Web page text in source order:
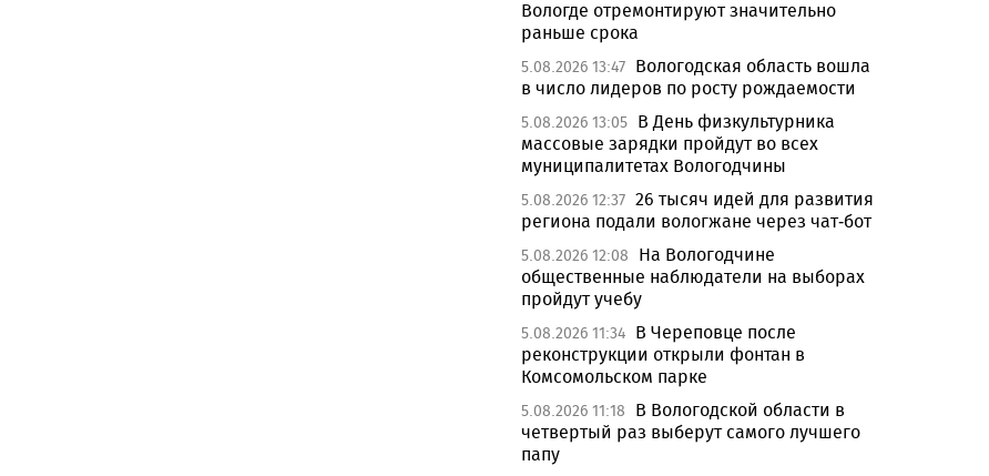
Вологде отремонтируют значительно
раньше срока
5.08.2026 13:47 Вологодская область вошла
в число лидеров по росту рождаемости
5.08.2026 13:05 В День физкультурника
массовые зарядки пройдут во всех
муниципалитетах Вологодчины
5.08.2026 12:37 26 тысяч идей для развития
региона подали вологжане через чат-бот
5.08.2026 12:08
На Вологодчине
общественные наблюдатели на выборах
пройдут учебу
5.08.2026 11:34 В Череповце после
реконструкции открыли фонтан в
Комсомольском парке
5.08.2026 11:18
В Вологодской области в
четвертый раз выберут самого лучшего
папу